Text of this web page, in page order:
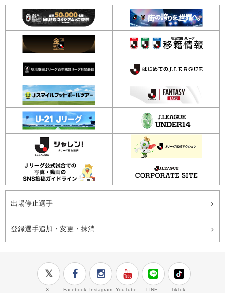
出場停止選手
登録選手追加・変更・抹消
X Facebook Instagram YouTube LINE TikTok